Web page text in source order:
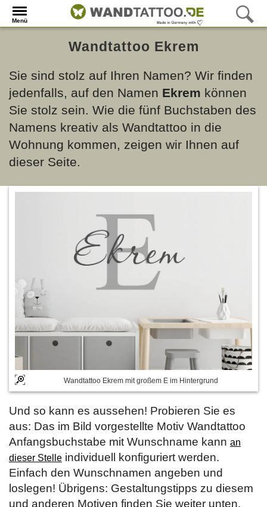
Menü
Wandtattoo Ekrem
Sie sind stolz auf Ihren Namen? Wir finden
jedenfalls, auf den Namen Ekrem können
Sie stolz sein. Wie die fünf Buchstaben des
Namens kreativ als Wandtattoo in die
Wohnung kommen, zeigen wir Ihnen auf
dieser Seite.
Wandtattoo Ekrem mit großem E im Hintergrund
Und so kann es aussehen! Probieren Sie es
aus: Das im Bild vorgestellte Motiv Wandtattoo
Anfangsbuchstabe mit Wunschname kann an
dieser Stelle individuell konfiguriert werden.
Einfach den Wunschnamen angeben und
loslegen! Übrigens: Gestaltungstipps zu diesem
und anderen Motiven finden Sie weiter unten.